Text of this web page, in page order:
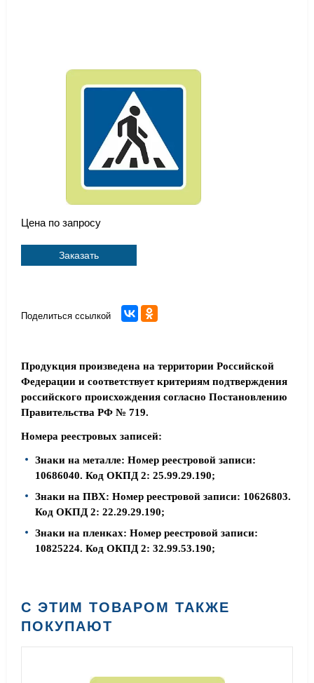
Цена по запросу
Заказать
Поделиться ссылкой
Продукция произведена на территории Российской
Федерации и соответствует критериям подтверждения
российского происхождения согласно Постановлению
Правительства РФ № 719.
Номера реестровых записей:
Знаки на металле: Номер реестровой записи:
10686040. Код ОКПД 2: 25.99.29.190;
Знаки на ПВХ: Номер реестровой записи: 10626803.
Код ОКПД 2: 22.29.29.190;
Знаки на пленках: Номер реестровой записи:
10825224. Код ОКПД 2: 32.99.53.190;
С ЭТИМ ТОВАРОМ ТАКЖЕ
ПОКУПАЮТ